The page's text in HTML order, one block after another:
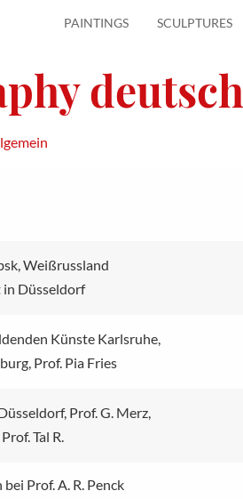
PAINTINGS SCULPTURES
deutsch
Weißrussland
Düsseldorf
Künste Karlsruhe,
Prof. Pia Fries
Prof. G. Merz,
Tal R.
Prof. A. R. Penck